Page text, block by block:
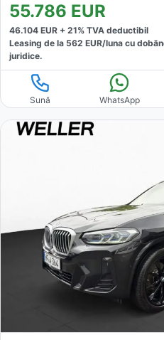
55.786 EUR
46.104 EUR + 21% TVA deductibil
Leasing de la 562 EUR/luna cu
juridice.
Sună WhatsApp